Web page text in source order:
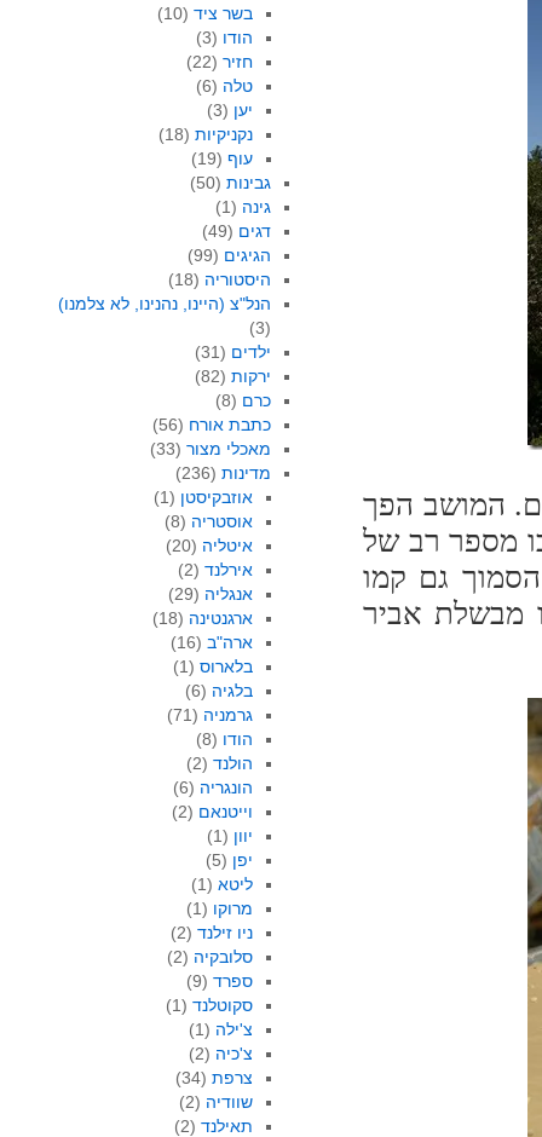
המושב הפך
מספר רב של
גם קמו
מבשלת אביר
בשר ציד (10)
הודו (3)
חזיר (22)
טלה (6)
יען (3)
נקניקיות (18)
עוף (19)
גבינות(50)
גינה (1)
דגים (49)
הגיגים (99)
היסטוריה (18)
הנל"צ (היינו, נהנינו, לא צלמנו)
(3)
ילדים (31)
ירקות(82)
כרם (8)
כתבת אורח (56)
מאכלי מצור(33)
מדינות(236)
אוזבקיסטן (1)
אוסטריה (8)
איטליה (20)
אירלנד (2)
אנגליה (29)
ארגנטינה (18)
ארה"ב (16)
בלארוס (1)
בלגיה (6)
גרמניה (71)
הודו (8)
הולנד (2)
הונגריה (6)
וייטנאם (2)
יוון (1)
יפן (5)
ליטא (1)
מרוקו (1)
ניו זילנד (2)
סלובקיה (2)
ספרד (9)
סקוטלנד (1)
צ'ילה (1)
צ'כיה (2)
צרפת (34)
שוודיה (2)
תאילנד (2)